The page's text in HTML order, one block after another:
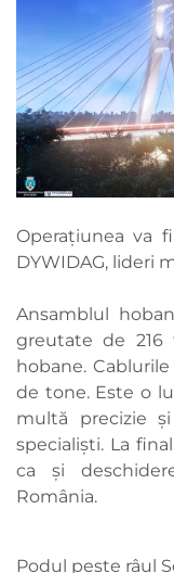
Operațiunea va
DYWIDAG, lideri
Ansamblul
greutate de
hobane.
de tone. Este o
multă precizie
specialiști. La
ca și
România.
Podul peste râul